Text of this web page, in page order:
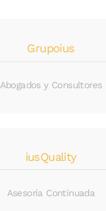
Grupoius
Abogados y Consultores
iusQuality
Asesoría Continuada